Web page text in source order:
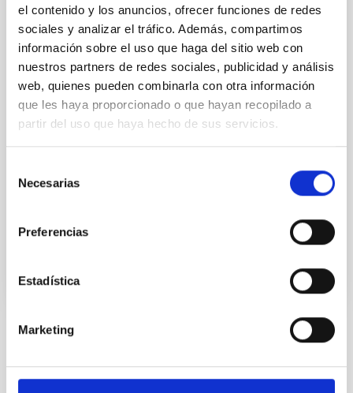
el contenido y los anuncios, ofrecer funciones de redes
sociales y analizar el tráfico. Además, compartimos
información sobre el uso que haga del sitio web con
nuestros partners de redes sociales, publicidad y análisis
web, quienes pueden combinarla con otra información
que les haya proporcionado o que hayan recopilado a
partir del uso que haya hecho de sus servicios.
Necesarias
Preferencias
Estadística
Marketing
Secretary Sr. Álvaro Lavers Hernández
JEF DE DEPARTAMENTO
Vocal